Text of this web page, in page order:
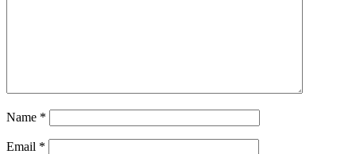
Name *
Email *